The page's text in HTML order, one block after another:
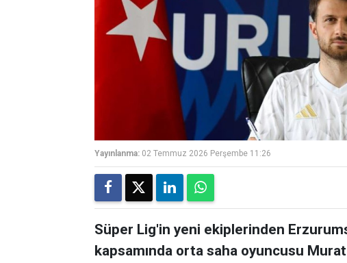
Yayınlanma: 02 Temmuz 2026 Perşembe 11:26
Süper Lig'in yeni ekiplerinden
kapsamında orta saha oyuncusu Murat